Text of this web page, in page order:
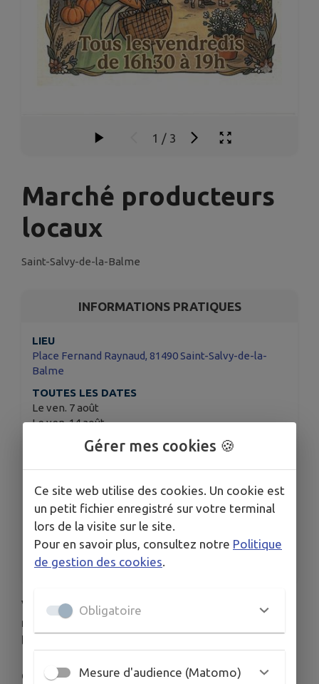
1 / 3
Marché producteurs
locaux
Saint-Salvy-de-la-Balme
INFORMATIONS PRATIQUES
LIEU
Place Fernand Raynaud, 81490 Saint-Salvy-de-la-
Balme
TOUTES LES DATES
Le ven. 7 août
Le ven. 14 août
Le ven. 21 août
Le ven. 28 août
Le ven. 4 sept.
Voir plus (38 de plus)
HORAIRES
Du 05/06 au 28/05 le vendredi de 16h30 à 19h.
TARIFS
Accès libre.
Venez découvrir les saveurs et savoir-faire de
notre région lors du Marché de producteurs
C'est l'occasion idéale de rencontrer les
Gérer mes cookies 🍪
Ce site web utilise des cookies. Un cookie est
un petit fichier enregistré sur votre terminal
lors de la visite sur le site.
Pour en savoir plus, consultez notre Politique
de gestion des cookies
Obligatoire
Mesure d'audience (Matomo)